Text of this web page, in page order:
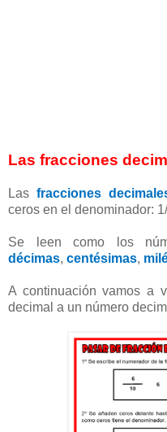
Las fracciones
Lasfracciones
ceros en el denominador:
Se leen como los
décimas, centésimas,
A continuación vamos a
decimal a un número